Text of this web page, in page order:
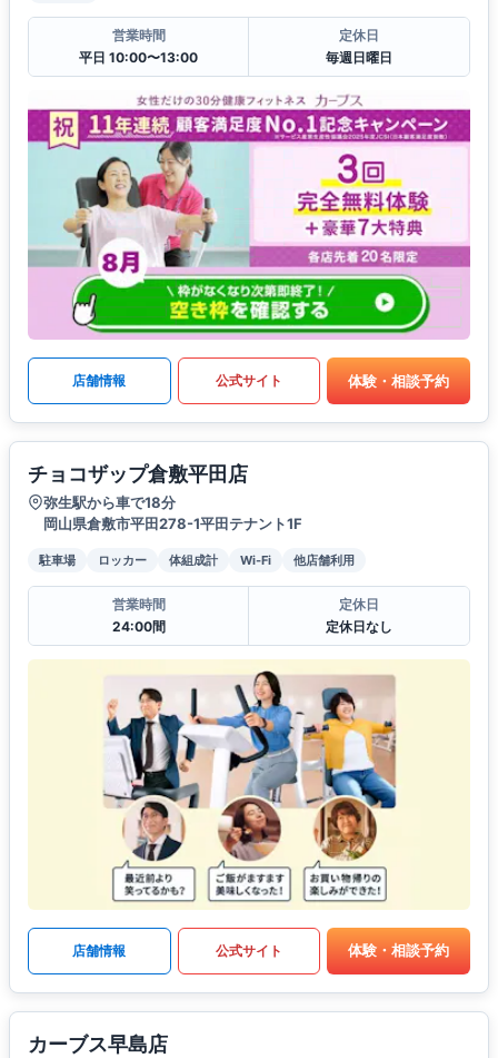
営業時間
平日 10:00〜13:00
定休日
毎週日曜日
店舗情報 公式サイト 体験・相談予約
チョコザップ倉敷平田店
弥生駅から車で18分
岡山県倉敷市平田278-1平田テナント1F
駐車場 ロッカー 体組成計 Wi-Fi 他店舗利用
営業時間
24:00間
定休日
定休日なし
店舗情報 公式サイト 体験・相談予約
カーブス早島店